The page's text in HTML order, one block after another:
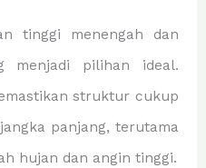
tinggi menengah dan
menjadi pilihan ideal.
struktur cukup
panjang, terutama
hujan dan angin tinggi.